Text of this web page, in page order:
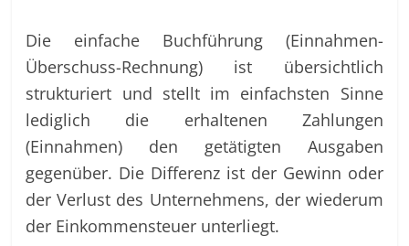
Die einfache Buchführung (Einnahmen-
Überschuss-Rechnung) ist übersichtlich
strukturiert und stellt im einfachsten Sinne
lediglich die erhaltenen Zahlungen
(Einnahmen) den getätigten Ausgaben
gegenüber. Die Differenz ist der Gewinn oder
der Verlust des Unternehmens, der wiederum
der Einkommensteuer unterliegt.